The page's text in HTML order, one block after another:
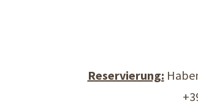
Reservierung: